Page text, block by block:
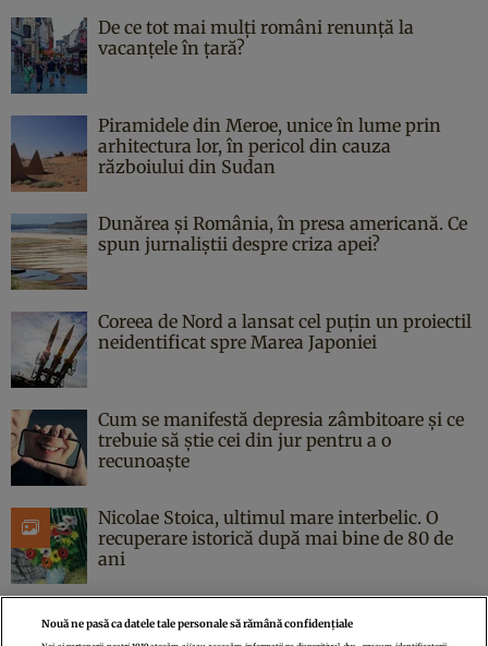
De ce tot mai mulți români renunță la
vacanțele în țară?
Piramidele din Meroe, unice în lume prin
arhitectura lor, în pericol din cauza
războiului din Sudan
Dunărea și România, în presa americană. Ce
spun jurnaliștii despre criza apei?
Coreea de Nord a lansat cel puțin un proiectil
neidentificat spre Marea Japoniei
Cum se manifestă depresia zâmbitoare și ce
trebuie să știe cei din jur pentru a o
recunoaște
Nicolae Stoica, ultimul mare interbelic. O
recuperare istorică după mai bine de 80 de
ani
Nouă ne pasă ca datele tale personale să rămână confidențiale